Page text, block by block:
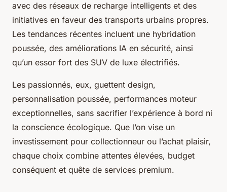
avec des réseaux de recharge intelligents et des
initiatives en faveur des transports urbains propres.
Les tendances récentes incluent une hybridation
poussée, des améliorations IA en sécurité, ainsi
qu’un essor fort des SUV de luxe électrifiés.
Les passionnés, eux, guettent design,
personnalisation poussée, performances moteur
exceptionnelles, sans sacrifier l’expérience à bord ni
la conscience écologique. Que l’on vise un
investissement pour collectionneur ou l’achat plaisir,
chaque choix combine attentes élevées, budget
conséquent et quête de services premium.